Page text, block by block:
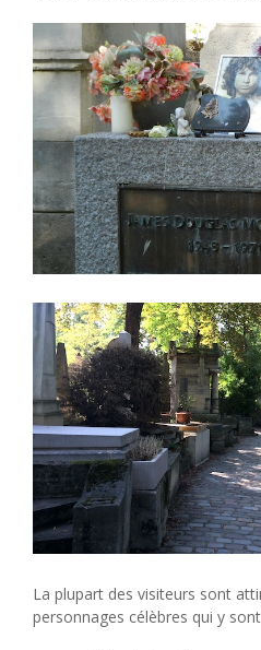
La plupart des visiteurs sont
personnages célèbres qui y